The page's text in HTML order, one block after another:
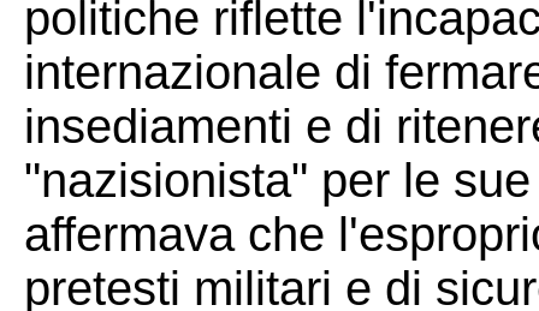
politiche riflette
internazionale di
insediamenti e di
"nazisionista" per le
affermava che
pretesti militari e di